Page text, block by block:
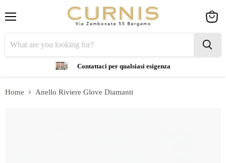
Contattaci per qualsiasi esigenza
cart
Home Anello Riviere Glove Diamanti